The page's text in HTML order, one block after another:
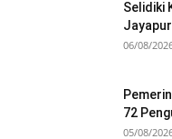
Selidiki
06/08/
72
05/08/